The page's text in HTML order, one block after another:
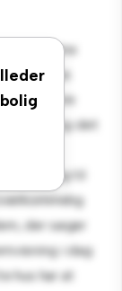
Anna
hus
Den store
og det
adgang til
der søger
i dag
hus har at